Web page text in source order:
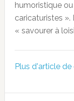
humoristique
caricaturistes ».
« savourer à
Plus d'article